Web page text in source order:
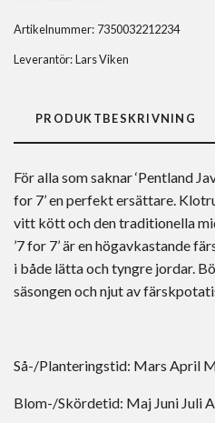
Artikelnummer: 7350032212234
Leverantör:Lars Viken
PRODUKTBESKRIVNING
För alla som saknar ‘Pentland
for 7’ en perfekt ersättare.
vitt kött och den traditionella
’7 for 7’ är en högavkastande
i både lätta och tyngre jordar.
säsongen och njut av
Så-/Planteringstid: Mars April
Blom-/Skördetid: Maj Juni Juli